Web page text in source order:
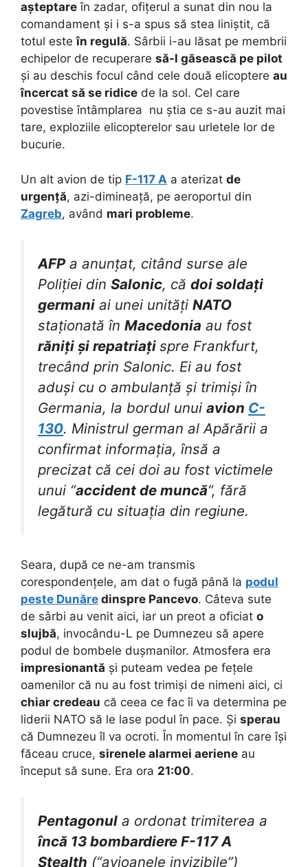
așteptare în zadar, ofițerul a sunat din nou la
comandament și i s-a spus să stea liniștit, că
totul esteîn regulă. Sârbii i-au lăsat pe membrii
echipelor de recuperare să-l găsească pe pilot
și au deschis focul când cele două elicoptere au
încercat să se ridice de la sol. Cel care
povestise întâmplarea nu știa ce s-au auzit mai
tare, exploziile elicopterelor sau urletele lor de
bucurie.
Un alt avion de tip F-117 A a aterizat de
urgență, azi-dimineață, pe aeroportul din
Zagreb, având mari probleme.
AFPa anunțat, citând surse ale
Poliției din Salonic, că doi soldați
germani ai unei unități NATO
staționată în Macedonia au fost
răniți și repatriați spre Frankfurt,
trecând prin Salonic. Ei au fost
aduși cu o ambulanță și trimiși în
Germania, la bordul unui avion C-
130. Ministrul german al Apărării a
confirmat informația, însă a
precizat că cei doi au fost victimele
unui “accident de muncă“, fără
legătură cu situația din regiune.
Seara, după ce ne-am transmis
corespondențele, am dat o fugă până la podul
peste Dunăre dinspre Pancevo. Câteva sute
de sârbi au venit aici, iar un preot a oficiat o
slujbă, invocându-L pe Dumnezeu să apere
podul de bombele dușmanilor. Atmosfera era
impresionantă și puteam vedea pe fețele
oamenilor că nu au fost trimiși de nimeni aici, ci
chiar credeau că ceea ce fac îi va determina pe
liderii NATO să le lase podul în pace. Și sperau
că Dumnezeu îl va ocroti. În momentul în care își
făceau cruce, sirenele alarmei aeriene au
început să sune. Era ora 21:00.
Pentagonul a ordonat trimiterea a
încă 13 bombardiere F-117 A
Stealth (“avioanele invizibile”)